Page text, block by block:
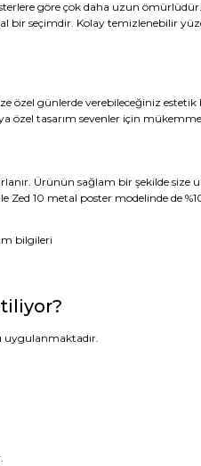
göre çok daha uzun
bir seçimdir. Kolay temizlenebilir
özel günlerde verebileceğiniz estetik
özel tasarım sevenler için
Ürünün sağlam bir şekilde size
Zed 10 metal poster modelinde de
uygulanmaktadır.